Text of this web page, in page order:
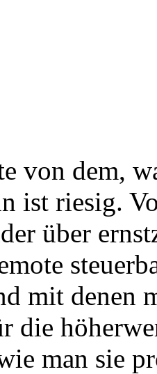
von dem,
ist riesig.
über
mit denen
die
man sie